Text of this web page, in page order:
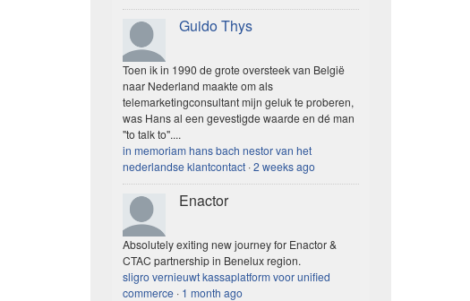
Guido Thys
Toen ik in 1990 de grote oversteek van België
naar Nederland maakte om als
telemarketingconsultant mijn geluk te proberen,
was Hans al een gevestigde waarde en dé man
"to talk to"....
in memoriam hans bach nestor van het
nederlandse klantcontact ·2 weeks ago
Enactor
Absolutely exiting new journey for Enactor &
CTAC partnership in Benelux region.
sligro vernieuwt kassaplatform voor unified
commerce · 1 month ago